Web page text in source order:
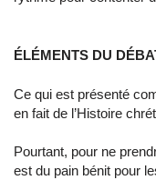
ÉLÉMENTS DU
Ce qui est présenté
en fait de l’Histoire
Pourtant, pour ne
est du pain bénit pour